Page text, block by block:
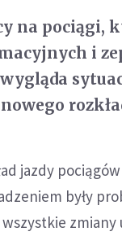
na pociągi,
i
jazdy
były